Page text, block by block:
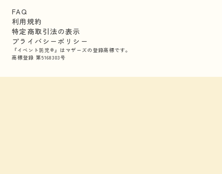
FAQ
利用規約
特定商取引法の表示
プライバシーポリシー
『イベント託児®』はマザーズの登録商標です。
商標登録 第5168303号